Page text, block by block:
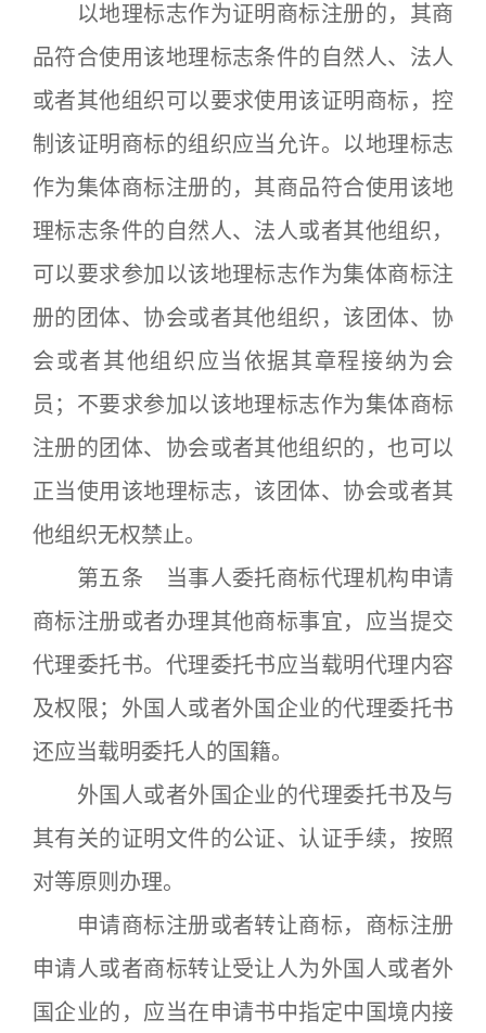
以地理标志作为证明商标注册的，其商
品符合使用该地理标志条件的自然人、法人
或者其他组织可以要求使用该证明商标，控
制该证明商标的组织应当允许。以地理标志
作为集体商标注册的，其商品符合使用该地
理标志条件的自然人、法人或者其他组织，
可以要求参加以该地理标志作为集体商标注
册的团体、协会或者其他组织，该团体、协
会或者其他组织应当依据其章程接纳为会
员；不要求参加以该地理标志作为集体商标
注册的团体、协会或者其他组织的，也可以
正当使用该地理标志，该团体、协会或者其
他组织无权禁止。
第五条 当事人委托商标代理机构申请
商标注册或者办理其他商标事宜，应当提交
代理委托书。代理委托书应当载明代理内容
及权限；外国人或者外国企业的代理委托书
还应当载明委托人的国籍。
外国人或者外国企业的代理委托书及与
其有关的证明文件的公证、认证手续，按照
对等原则办理。
申请商标注册或者转让商标，商标注册
申请人或者商标转让受让人为外国人或者外
国企业的，应当在申请书中指定中国境内接